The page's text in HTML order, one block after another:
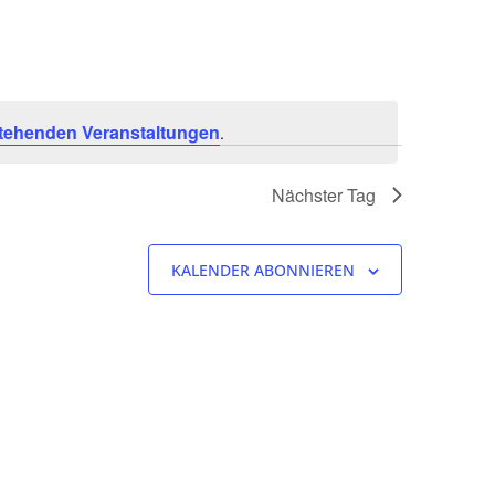
Veranstaltungen.
Nächster Tag
KALENDER ABONNIEREN